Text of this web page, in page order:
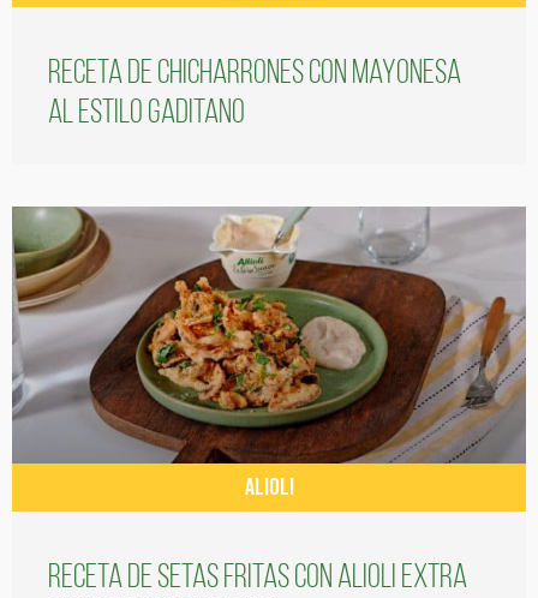
Receta de chicharrones con mayonesa
al estilo gaditano
ALIOLI
Receta de setas fritas con alioli extra